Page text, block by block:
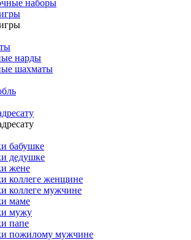
наборы
нарды
шахматы
бабушке
дедушке
жене
коллеге женщине
коллеге мужчине
маме
мужу
папе
пожилому мужчине